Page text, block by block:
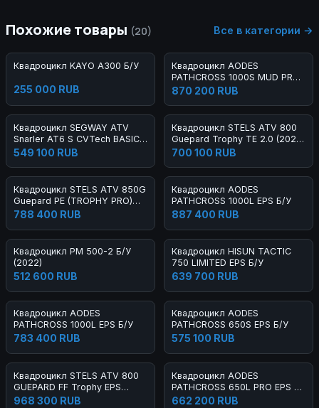
Похожие товары (20) Все в категории →
Квадроцикл KAYO A300 Б/У
255 000 RUB
Квадроцикл AODES
PATHCROSS 1000S MUD PRO
EPS Б/У
870 200 RUB
Квадроцикл SEGWAY ATV
Snarler AT6 S CVTech BASIC
Б/У
549 100 RUB
Квадроцикл STELS ATV 800
Guepard Trophy TE 2.0 (2022)
Б/У
700 100 RUB
Квадроцикл STELS ATV 850G
Guepard PE (TROPHY PRO)
2.0 Б/У
788 400 RUB
Квадроцикл AODES
PATHCROSS 1000L EPS Б/У
887 400 RUB
Квадроцикл РМ 500-2 Б/У
(2022)
512 600 RUB
Квадроцикл HISUN TACTIC
750 LIMITED EPS Б/У
639 700 RUB
Квадроцикл AODES
PATHCROSS 1000L EPS Б/У
783 400 RUB
Квадроцикл AODES
PATHCROSS 650S EPS Б/У
575 100 RUB
Квадроцикл STELS ATV 800
GUEPARD FF Trophy EPS
Cargo 2.0 Б/У
968 300 RUB
Квадроцикл AODES
PATHCROSS 650L PRO EPS Б/
У
662 200 RUB